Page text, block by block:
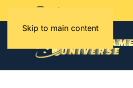
Skip to main content